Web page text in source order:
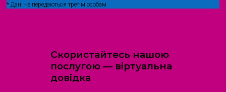
* Дані не передаються третім особам
Скористайтесь нашою
послугою — віртуальна
довідка